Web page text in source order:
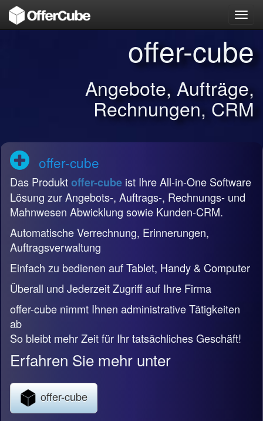
offer-cube
Angebote, Aufträge,
Rechnungen, CRM
offer-cube
Das Produktoffer-cube ist Ihre All-in-One Software
Lösung zur Angebots-, Auftrags-, Rechnungs- und
Mahnwesen Abwicklung sowie Kunden-CRM.
Automatische Verrechnung, Erinnerungen,
Auftragsverwaltung
Einfach zu bedienen auf Tablet, Handy & Computer
Überall und Jederzeit Zugriff auf Ihre Firma
offer-cube nimmt Ihnen administrative Tätigkeiten
ab
So bleibt mehr Zeit für Ihr tatsächliches Geschäft!
Erfahren Sie mehr unter
offer-cube